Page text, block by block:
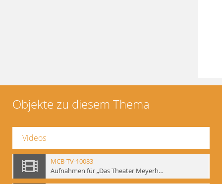
Objekte zu diesem Thema
Videos
MCB-TV-10083
Aufnahmen für „Das Theater Meyerholds und die Biomechanik“ (1). Demonstration der Etüde „Die Ohrfeige“ in verschiedenen Variationen, Ausschnitt 1 - Interne Signatur: BM-vid-1_A1